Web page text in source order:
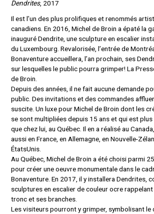
Dendrites, 2017
Il est l’un des plus prolifiques et renommés
canadiens. En 2016, Michel de Broin a épaté la
inauguré Dendrite, une sculpture en escalier
du Luxembourg. Revalorisée, l’entrée de
Bonaventure accueillera, l’an prochain, ses
sur lesquelles le public pourra grimper! La
de Broin.
Depuis des années, il ne fait aucune demande
public. Des invitations et des commandes
suscite. Un luxe pour Michel de Broin dont les
se sont multipliées depuis 15 ans et qui est plus
que chez lui, au Québec. Il en a réalisé au
aussi en France, en Allemagne, en Nouvelle-
États­Unis.
Au Québec, Michel de Broin a été choisi parmi
pour créer une oeuvre monumentale dans le
Bonaventure. En 2017, il y installera Dendrites,
sculptures en escalier de couleur ocre
tronc et ses branches.
Les visiteurs pourront y grimper, symbolisant le